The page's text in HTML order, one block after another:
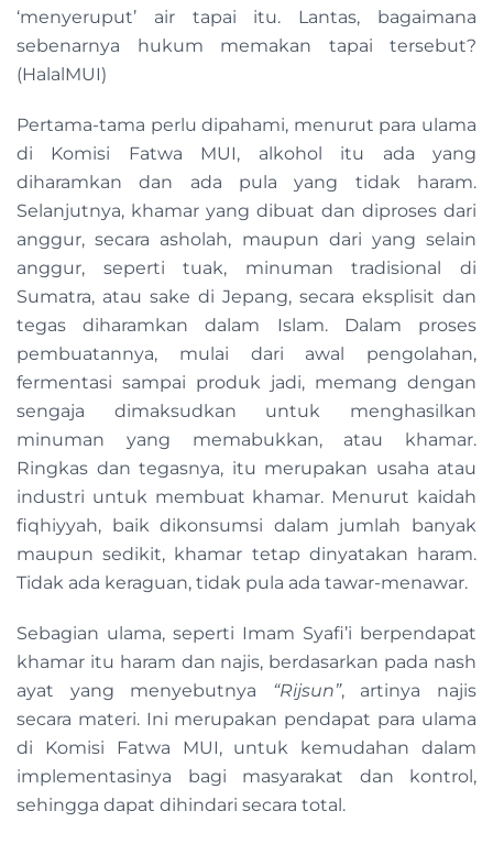
‘menyeruput’ air tapai itu. Lantas, bagaimana
sebenarnya hukum memakan tapai tersebut?
(HalalMUI)
Pertama-tama perlu dipahami, menurut para ulama
di Komisi Fatwa MUI, alkohol itu ada yang
diharamkan dan ada pula yang tidak haram.
Selanjutnya, khamar yang dibuat dan diproses dari
anggur, secara asholah, maupun dari yang selain
anggur, seperti tuak, minuman tradisional di
Sumatra, atau sake di Jepang, secara eksplisit dan
tegas diharamkan dalam Islam. Dalam proses
pembuatannya, mulai dari awal pengolahan,
fermentasi sampai produk jadi, memang dengan
sengaja dimaksudkan untuk menghasilkan
minuman yang memabukkan, atau khamar.
Ringkas dan tegasnya, itu merupakan usaha atau
industri untuk membuat khamar. Menurut kaidah
fiqhiyyah, baik dikonsumsi dalam jumlah banyak
maupun sedikit, khamar tetap dinyatakan haram.
Tidak ada keraguan, tidak pula ada tawar-menawar.
Sebagian ulama, seperti Imam Syafi’i berpendapat
khamar itu haram dan najis, berdasarkan pada nash
ayat yang menyebutnya “Rijsun”, artinya najis
secara materi. Ini merupakan pendapat para ulama
di Komisi Fatwa MUI, untuk kemudahan dalam
implementasinya bagi masyarakat dan kontrol,
sehingga dapat dihindari secara total.